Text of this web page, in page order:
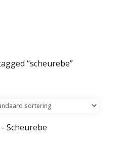
“scheurebe”